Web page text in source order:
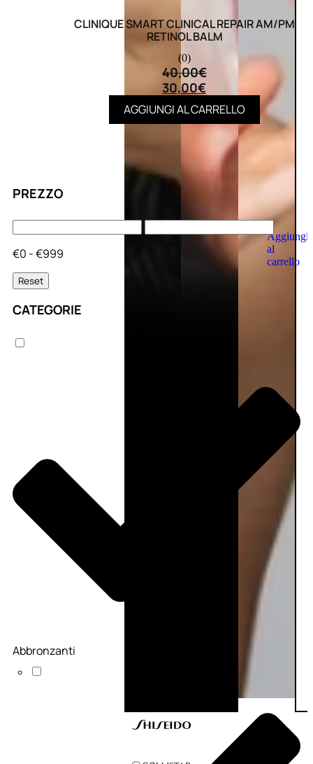
Aggiungi
al
carrello
PREZZO
€0 - €999
Reset
CATEGORIE
Abbronzanti
CLINIQUE SMART CLINICAL REPAIR AM/PM
RETINOL BALM
(0)
40,00€
30,00€
AGGIUNGI AL CARRELLO